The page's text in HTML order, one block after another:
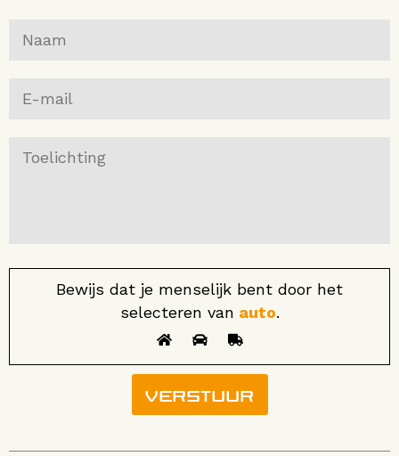
Bewijs dat je menselijk bent door het
selecteren van auto.